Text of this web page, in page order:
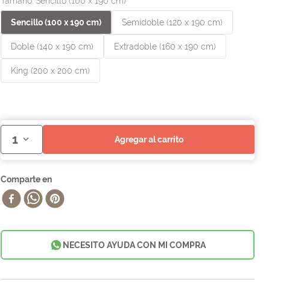
Sencillo (100 x 190 cm) Semidoble (120 x 190 cm)
Doble (140 x 190 cm) Extradoble (160 x 190 cm)
King (200 x 200 cm)
1 agregar al carrito
NECESITO AYUDA CON MI COMPRA